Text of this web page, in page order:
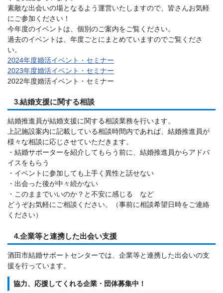
素敵な出会いの場となるよう運営いたしますので、皆さんお気軽
にご参加ください！
今年度のイベントは、個別のご案内をご覧ください。
過去のイベントは、年度ごとにまとめていますのでご覧くださ
い。
2024年度婚活イベント・セミナー
2023年度婚活イベント・セミナー
2022年度婚活イベント・セミナー
3.結婚支援に関する相談
結婚推進員が結婚支援に関する相談業務を行います。
上記施設案内に記載している相談時間内であれば、結婚推進員が
様々な相談に応じさせていただきます。
・結婚サポーターを紹介してもらう前に、結婚推進員からアドバ
イスをもらう
・イベントに参加しても上手く異性と話せない
・出会った後が中々続かない
・このままでいいのか？と不安に感じる など
どうぞお気軽にご相談ください。（事前に相談希望日時をご連絡
ください）
4.企業等と連携した出会い支援
酒田市結婚サポートセンターでは、企業等と連携した出会いの支
援を行っています。
協力、応援してくれる企業・団体募集中！